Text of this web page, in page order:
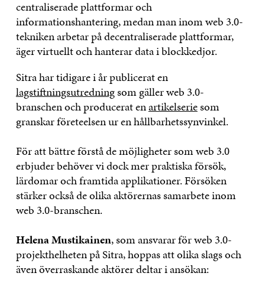
centraliserade plattformar och
informationshantering, medan man inom web 3.0-
tekniken arbetar på decentraliserade plattformar,
äger virtuellt och hanterar data i blockkedjor.
Sitra har tidigare i år publicerat en
lagstiftningsutredningsom gäller web 3.0-
branschen och producerat enartikelseriesom
granskar företeelsen ur en hållbarhetssynvinkel.
För att bättre förstå de möjligheter som web 3.0
erbjuder behöver vi dock mer praktiska försök,
lärdomar och framtida applikationer. Försöken
stärker också de olika aktörernas samarbete inom
web 3.0-branschen.
Helena Mustikainen, som ansvarar för web 3.0-
projekthelheten på Sitra, hoppas att olika slags och
även överraskande aktörer deltar i ansökan: